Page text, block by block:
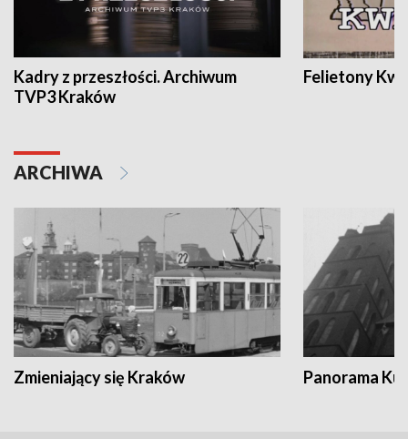
Kadry z przeszłości. Archiwum
TVP3 Kraków
Felietony
ARCHIWA
Zmieniający się Kraków Panorama